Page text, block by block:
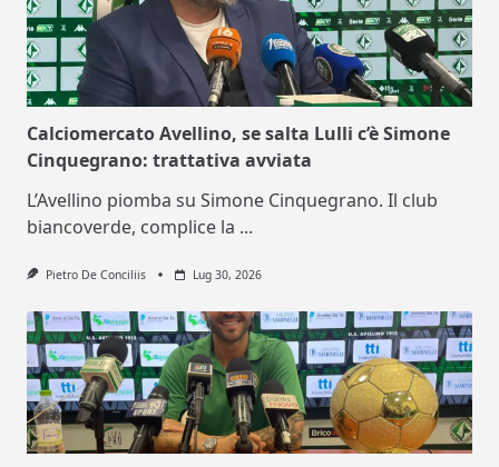
Calciomercato Avellino, se salta Lulli c’è Simone
Cinquegrano: trattativa avviata
L’Avellino piomba su Simone Cinquegrano. Il club
biancoverde, complice la ...
Pietro De Conciliis Lug 30, 2026